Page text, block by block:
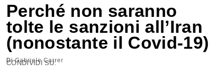
Perché non saranno
tolte le sanzioni all’Iran
(nonostante il Covid-19)
DiGabriele Carrer
CONDIVIDI SU: